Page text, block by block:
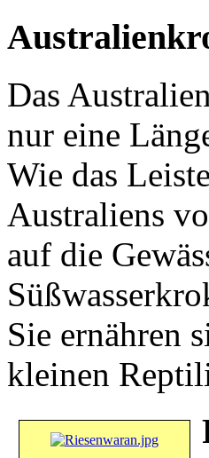
Das
nur eine
Wie das
Australiens
auf die
Sie ernähren
kleinen